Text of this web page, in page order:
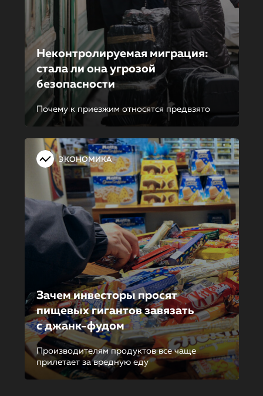
Неконтролиру­е­мая миграция:
стала ли она угрозой
безопасности
Почему к приезжим относятся предвзято
ЭКОНОМИКА
Зачем инвесторы просят
пищевых гигантов завязать
с джанк-фудом
Производителям продуктов все чаще
прилетает за вредную еду